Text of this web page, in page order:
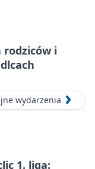
rodziców i
wydarzenia
1. liga: